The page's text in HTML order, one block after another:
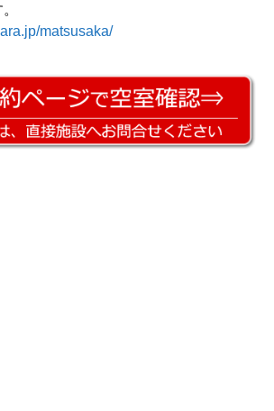
matsusaka/